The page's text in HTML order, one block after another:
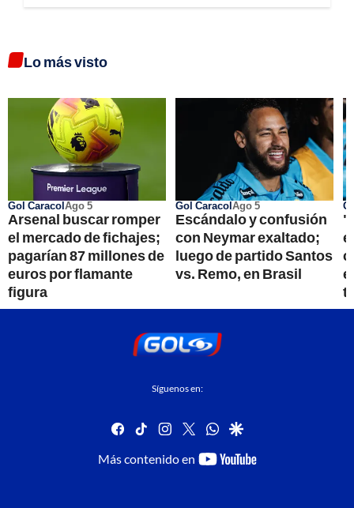
Lo más visto
Gol CaracolAgo 5
Arsenal buscar romper
el mercado de fichajes;
pagarían 87 millones de
euros por flamante
figura
Gol CaracolAgo 5
Escándalo y confusión
con Neymar exaltado;
luego de partido Santos
vs. Remo, en Brasil
Síguenos en:
facebook
tiktok instagram
twitterwhatsapp
google
Más contenido en
youtube-